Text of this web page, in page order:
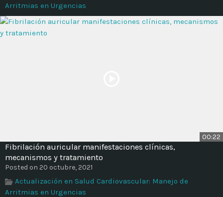
Arritmias en Urgencias
00:22
Fibrilación auricular manifestaciones clínicas,
mecanismos y tratamiento
Posted on 20 octubre, 2021
Actualización en Salud Cardiovascular: Manejo de
Arritmias en Urgencias